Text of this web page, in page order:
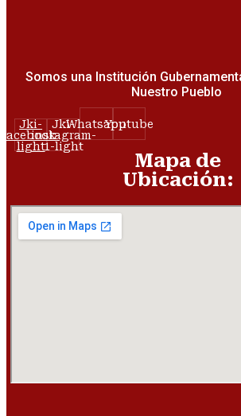
Somos una Institución
Nuestro Pueblo
Jki-
facebook-
light
Jki-
instagram-
1-light
WhatsappYoutube
Mapa de
Ubicación: